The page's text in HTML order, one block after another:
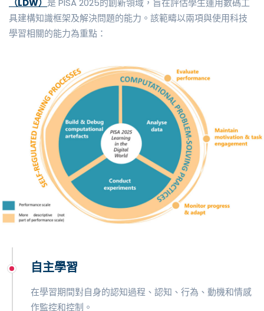
（LDW） 是 PISA 2025的創新領域，旨在評估學生運用數碼工
具建構知識框架及解決問題的能力。該範疇以兩項與使用科技
學習相關的能力為重點：
自主學習
在學習期間對自身的認知過程、認知、行為、動機和情感
作監控和控制。